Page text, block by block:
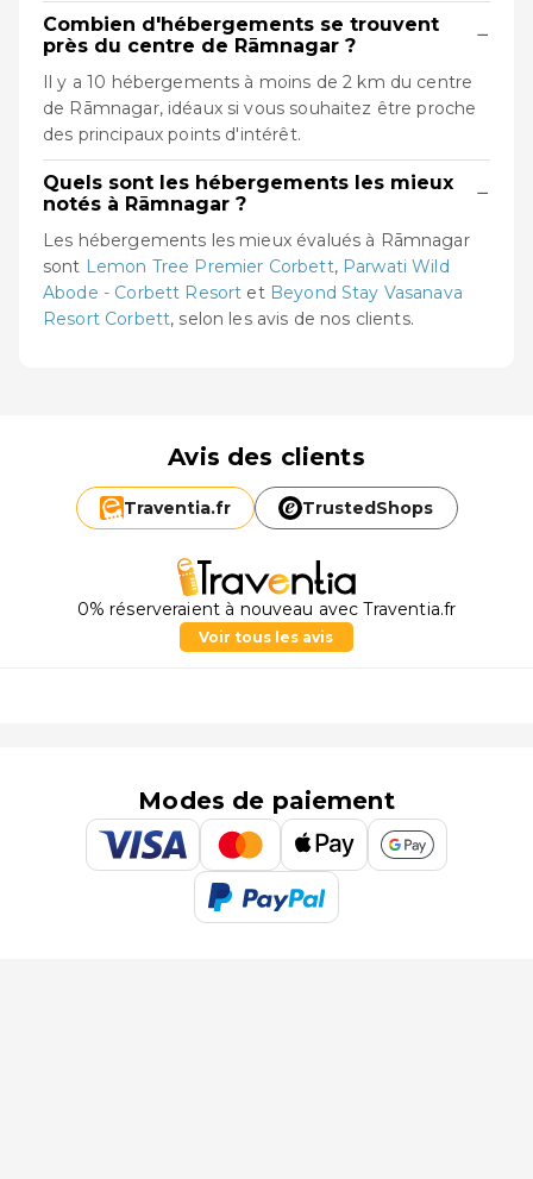
Combien d'hébergements se trouvent
près du centre de Rāmnagar ?
−
Il y a 10 hébergements à moins de 2 km du centre
de Rāmnagar, idéaux si vous souhaitez être proche
des principaux points d'intérêt.
Quels sont les hébergements les mieux
notés à Rāmnagar ?
−
Les hébergements les mieux évalués à Rāmnagar
sont Lemon Tree Premier Corbett, Parwati Wild
Abode - Corbett Resort et Beyond Stay Vasanava
Resort Corbett, selon les avis de nos clients.
Avis des clients
Traventia.fr TrustedShops
0% réserveraient à nouveau avec Traventia.fr
Voir tous les avis
Modes de paiement